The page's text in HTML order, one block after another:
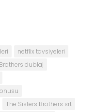
netflix tavsiyeleri
dublaj
The Sisters Brothers srt